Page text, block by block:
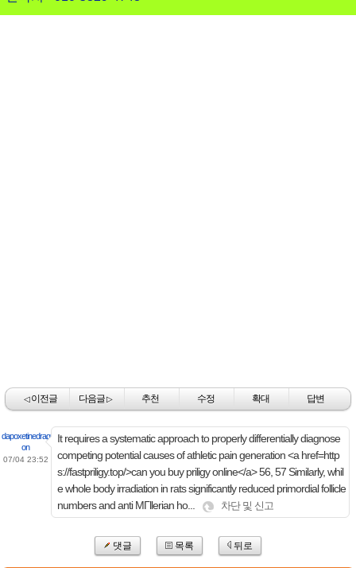
◁이전글 다음글▷ 추천 수정 확대 답변
dapoxetinedrag
on
07/04 23:52
It requires a systematic approach to properly differentially diagnose
competing potential causes of athletic pain generation <a href=http
s://fastpriligy.top/>can you buy priligy online</a> 56, 57 Similarly, whil
e whole body irradiation in rats significantly reduced primordial follicle
numbers and anti MГllerian ho...
차단 및 신고
댓글 목록 뒤로